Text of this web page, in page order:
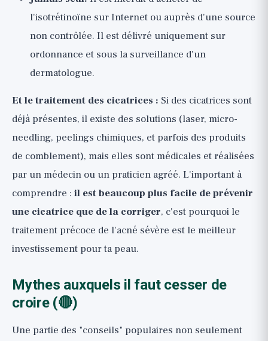
l'isotrétinoïne sur Internet ou auprès d'une source
non contrôlée. Il est délivré uniquement sur
ordonnance et sous la surveillance d'un
dermatologue.
Et le traitement des cicatrices : Si des cicatrices sont
déjà présentes, il existe des solutions (laser, micro-
needling, peelings chimiques, et parfois des produits
de comblement), mais elles sont médicales et réalisées
par un médecin ou un praticien agréé. L'important à
comprendre : il est beaucoup plus facile de prévenir
une cicatrice que de la corriger, c'est pourquoi le
traitement précoce de l'acné sévère est le meilleur
investissement pour ta peau.
Mythes auxquels il faut cesser de
croire (🔴)
Une partie des "conseils" populaires non seulement